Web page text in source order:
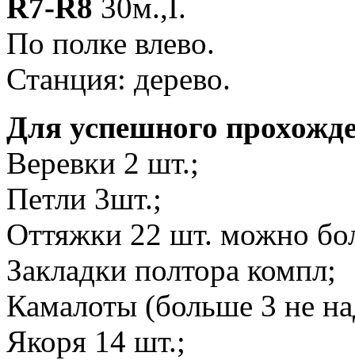
R7-R8 30м.,I.
По полке влево.
Станция: дерево.
Для успешного
Веревки 2 шт.;
Петли 3шт.;
Оттяжки 22 шт. можно
Закладки полтора компл;
Камалоты (больше 3 не
Якоря 14 шт.;